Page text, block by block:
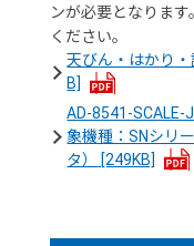
ンが必要となりま
ください。
天びん・はかり
B]
AD-8541-SCALE-
象機種：SNシリ
タ）
[249KB]